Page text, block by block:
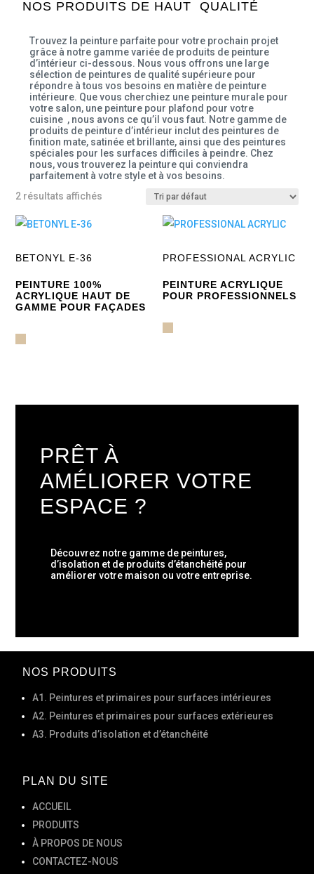
NOS PRODUITS DE HAUT QUALITÉ
Trouvez la peinture parfaite pour votre prochain projet
grâce à notre gamme variée de produits de peinture
d’intérieur ci-dessous. Nous vous offrons une large
sélection de peintures de qualité supérieure pour
répondre à tous vos besoins en matière de peinture
intérieure. Que vous cherchiez une peinture murale pour
votre salon, une peinture pour plafond pour votre
cuisine , nous avons ce qu’il vous faut. Notre gamme de
produits de peinture d’intérieur inclut des peintures de
finition mate, satinée et brillante, ainsi que des peintures
spéciales pour les surfaces difficiles à peindre. Chez
nous, vous trouverez la peinture qui conviendra
parfaitement à votre style et à vos besoins.
2 résultats affichés
BETONYL E-36
PEINTURE 100%
ACRYLIQUE HAUT DE
GAMME POUR FAÇADES
PROFESSIONAL ACRYLIC
PEINTURE ACRYLIQUE
POUR PROFESSIONNELS
PRÊT À
AMÉLIORER VOTRE
ESPACE ?
Découvrez notre gamme de peintures,
d’isolation et de produits d’étanchéité pour
améliorer votre maison ou votre entreprise.
NOS PRODUITS
A1. Peintures et primaires pour surfaces intérieures
Α2. Peintures et primaires pour surfaces extérieures
Α3. Produits d’isolation et d’étanchéité
PLAN DU SITE
ACCUEIL
PRODUITS
À PROPOS DE NOUS
CONTACTEZ-NOUS